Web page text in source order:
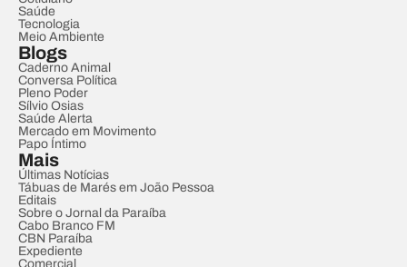
Saúde
Tecnologia
Meio Ambiente
Blogs
Caderno Animal
Conversa Política
Pleno Poder
Sílvio Osias
Saúde Alerta
Mercado em Movimento
Papo Íntimo
Mais
Últimas Notícias
Tábuas de Marés em João Pessoa
Editais
Sobre o Jornal da Paraíba
Cabo Branco FM
CBN Paraíba
Expediente
Comercial